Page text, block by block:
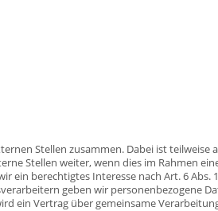
Stellen zusammen. Dabei ist
Stellen weiter, wenn dies im Rahmen
berechtigtes Interesse nach Art. 6 Abs.
geben wir personenbezogene
ein Vertrag über gemeinsame